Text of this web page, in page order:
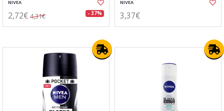
NIVEA
2,72€ 4,31€ - 37%
NIVEA
3,37€